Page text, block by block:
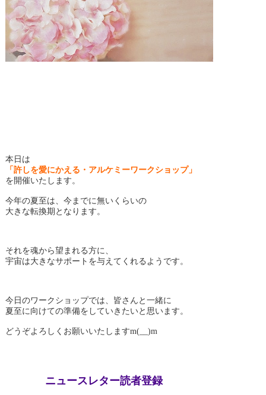
本日は
「許しを愛にかえる・アルケミーワークショップ」
を開催いたします。
今年の夏至は、今までに無いくらいの
大きな転換期となります。
それを魂から望まれる方に、
宇宙は大きなサポートを与えてくれるようです。
今日のワークショップでは、皆さんと一緒に
夏至に向けての準備をしていきたいと思います。
どうぞよろしくお願いいたしますm(__)m
ニュースレター読者登録